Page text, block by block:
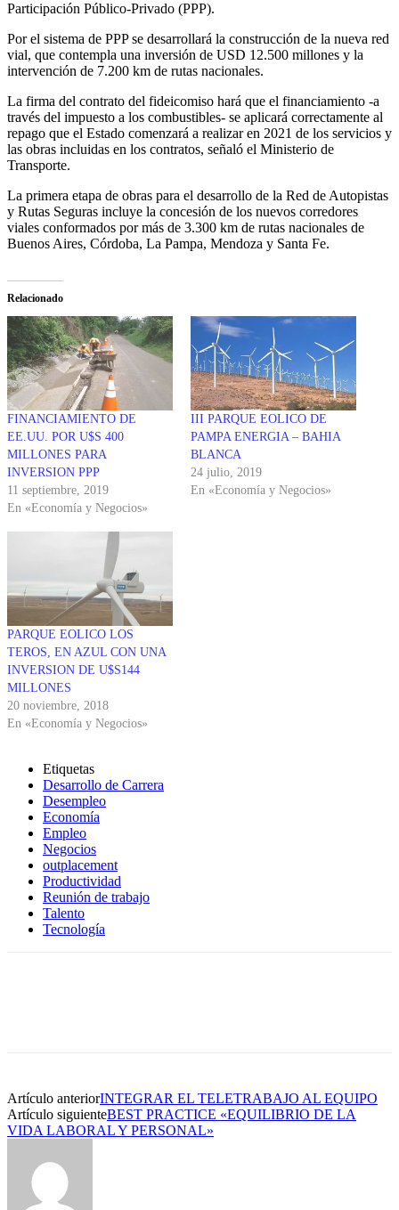
Participación Público-Privado (PPP).
Por el sistema de PPP se desarrollará la construcción de la nueva red
vial, que contempla una inversión de USD 12.500 millones y la
intervención de 7.200 km de rutas nacionales.
La firma del contrato del fideicomiso hará que el financiamiento -a
través del impuesto a los combustibles- se aplicará correctamente al
repago que el Estado comenzará a realizar en 2021 de los servicios y
las obras incluidas en los contratos, señaló el Ministerio de
Transporte.
La primera etapa de obras para el desarrollo de la Red de Autopistas
y Rutas Seguras incluye la concesión de los nuevos corredores
viales conformados por más de 3.300 km de rutas nacionales de
Buenos Aires, Córdoba, La Pampa, Mendoza y Santa Fe.
Relacionado
FINANCIAMIENTO DE
EE.UU. POR U$S 400
MILLONES PARA
INVERSION PPP
11 septiembre, 2019
En «Economía y Negocios»
III PARQUE EOLICO DE
PAMPA ENERGIA – BAHIA
BLANCA
24 julio, 2019
En «Economía y Negocios»
PARQUE EOLICO LOS
TEROS, EN AZUL CON UNA
INVERSION DE U$S144
MILLONES
20 noviembre, 2018
En «Economía y Negocios»
Etiquetas
Desarrollo de Carrera
Desempleo
Economía
Empleo
Negocios
outplacement
Productividad
Reunión de trabajo
Talento
Tecnología
Artículo anteriorINTEGRAR EL TELETRABAJO AL EQUIPO
Artículo siguienteBEST PRACTICE «EQUILIBRIO DE LA
VIDA LABORAL Y PERSONAL»